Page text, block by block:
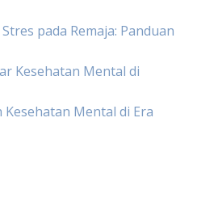
pada Remaja: Panduan
Kesehatan Mental di
Mental di Era